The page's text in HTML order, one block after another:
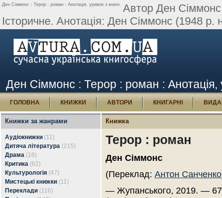
Ден Сіммонс : Терор : роман : Анотація, уривок з книги. Автор Ден
Історичне. Анотація: Ден Сіммонс (1948
Ден Сіммонс : Терор : роман : Анотація,
ГОЛОВНА КНИЖКИ АВТОРИ КНИГАРНІ
Книжки за жанрами
Аудіокнижки (11)
Дитяча література (215)
Драма (18)
Критика (62)
Культурологія (47)
Мистецькі книжки (11)
Переклади (116)
Книжка
Терор : роман
Ден Сіммонс
(Переклад: Антон Санченко
— Жупанського, 2019. —